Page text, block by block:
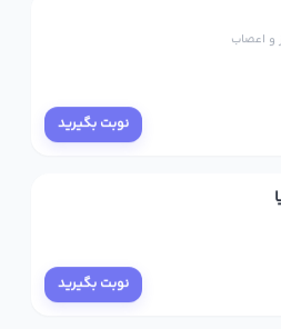
اعصاب
نوبت بگیرید
نوبت بگیرید